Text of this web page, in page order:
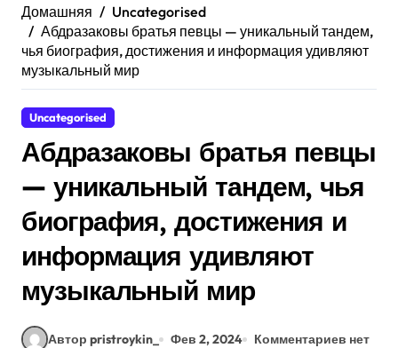
Домашняя
Uncategorised
Абдразаковы братья певцы — уникальный тандем,
чья биография, достижения и информация удивляют
музыкальный мир
Uncategorised
Абдразаковы братья певцы
— уникальный тандем, чья
биография, достижения и
информация удивляют
музыкальный мир
Автор pristroykin_ Фев 2, 2024 Комментариев нет